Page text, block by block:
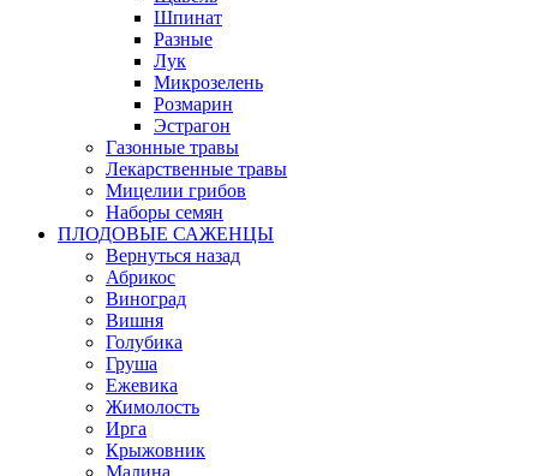
Шпинат
Разные
Лук
Микрозелень
Розмарин
Эстрагон
Газонные травы
Лекарственные травы
Мицелии грибов
Наборы семян
ПЛОДОВЫЕ САЖЕНЦЫ
Вернуться назад
Абрикос
Виноград
Вишня
Голубика
Груша
Ежевика
Жимолость
Ирга
Крыжовник
Малина